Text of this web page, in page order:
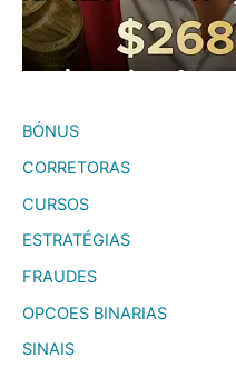
BÓNUS
CORRETORAS
CURSOS
ESTRATÉGIAS
FRAUDES
OPCOES BINARIAS
SINAIS